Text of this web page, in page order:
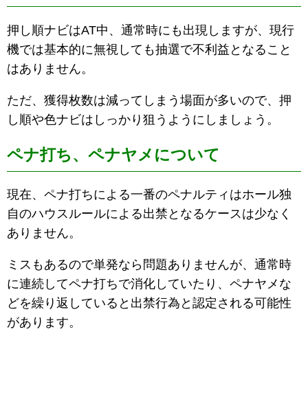
押し順ナビはAT中、通常時にも出現しますが、現行
機では基本的に無視しても抽選で不利益となること
はありません。
ただ、獲得枚数は減ってしまう場面が多いので、押
し順や色ナビはしっかり狙うようにしましょう。
ペナ打ち、ペナヤメについて
現在、ペナ打ちによる一番のペナルティはホール独
自のハウスルールによる出禁となるケースは少なく
ありません。
ミスもあるので単発なら問題ありませんが、通常時
に連続してペナ打ちで消化していたり、ペナヤメな
どを繰り返していると出禁行為と認定される可能性
があります。